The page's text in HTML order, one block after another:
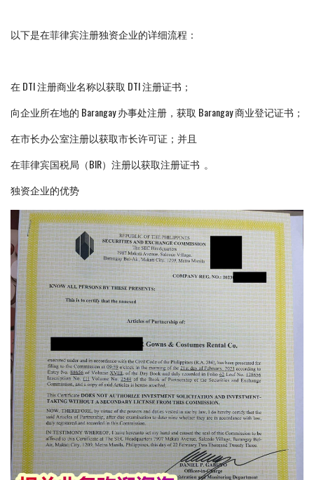
以下是在菲律宾注册独资企业的详细流程：
在 DTI 注册商业名称以获取 DTI 注册证书；
向企业所在地的 Barangay 办事处注册，获取 Barangay 商业登记证书；
在市长办公室注册以获取市长许可证；并且
在菲律宾国税局（BIR）注册以获取注册证书 。
独资企业的优势